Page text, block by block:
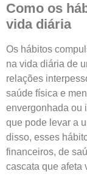
Como os
vida diária
Os hábitos
na vida diária de
relações
saúde física e
envergonhada ou
que pode levar a
disso, esses
financeiros, de
cascata que afeta